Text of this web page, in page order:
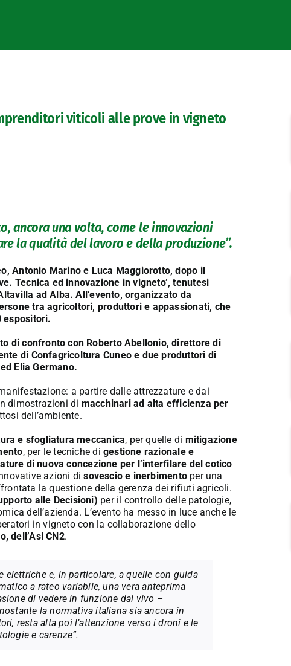
viticoli alle prove in vigneto
ancora una volta, come le innovazioni
la qualità del lavoro e della produzione”.
Antonio Marino e Luca Maggiorotto, dopo il
Tecnica ed innovazione in vigneto’, tenutesi
ad Alba. All’evento, organizzato da
tra agricoltori, produttori e appassionati, che
espositori.
di confronto con Roberto Abellonio, direttore di
di Confagricoltura Cuneo e due produttori di
Elia Germano.
a partire dalle attrezzature e dai
dimostrazioni di macchinari ad alta efficienza per
dell’ambiente.
e sfogliatura meccanica, per quelle di mitigazione
, per le tecniche di gestione razionale e
di nuova concezione per l’interfilare del cotico
azioni disovescio e inerbimentoper una
la questione della gerenza dei rifiuti agricoli.
alle Decisioni) per il controllo delle patologie,
dell’azienda. L’evento ha messo in luce anche le
in vigneto con la collaborazione dello
dell’Asl CN2.
elettriche e, in particolare, a quelle con guida
a rateo variabile, una vera anteprima
di vedere in funzione dal vivo –
la normativa italiana sia ancora in
resta alta poi l’attenzione verso i droni e le
e carenze”.